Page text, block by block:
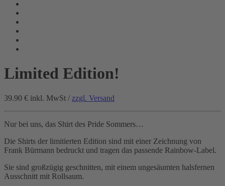
Limited Edition!
39.90 € inkl. MwSt / zzgl. Versand
Nur bei uns, das Shirt des Pride Sommers…
Die Shirts der limitierten Edition sind mit einer Zeichnung von
Frank Bürmann bedruckt und tragen das passende Rainbow-Label.
Sie sind großzügig geschnitten, mit einem ungesäumten halsfernen
Ausschnitt mit Rollsaum.